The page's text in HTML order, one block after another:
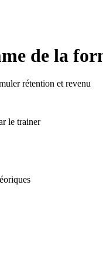
de la
rétention et revenu
le trainer